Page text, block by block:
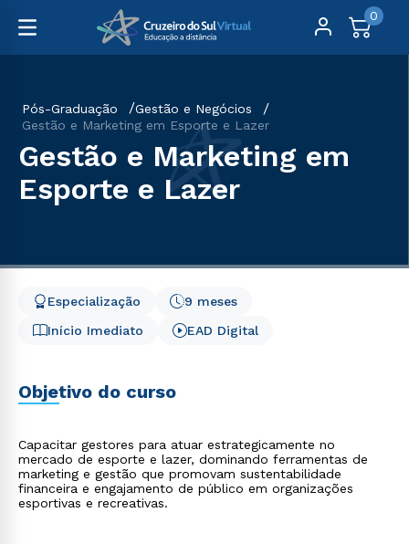
0
Pós-Graduação
Gestão e Negócios
Gestão e Marketing em Esporte e Lazer
Gestão e Marketing em
Esporte e Lazer
Início Imediato
9 meses
Especialização
EAD Digital
Objetivo do curso
Capacitar gestores para atuar estrategicamente no
mercado de esporte e lazer, dominando ferramentas de
marketing e gestão que promovam sustentabilidade
financeira e engajamento de público em organizações
esportivas e recreativas.